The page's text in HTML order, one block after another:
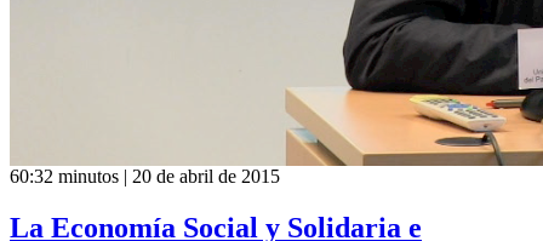
60:32 minutos | 20 de abril de 2015
La Economía Social y Solidaria e